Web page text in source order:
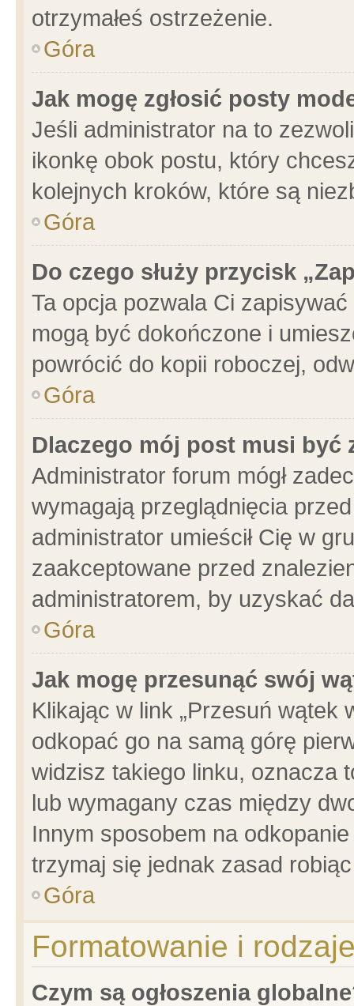
otrzymałeś ostrzeżenie.
Góra
Jak mogę zgłosić posty
Jeśli administrator na to
ikonkę obok postu, który
kolejnych kroków, które są
Góra
Do czego służy przycisk
Ta opcja pozwala Ci
mogą być dokończone i
powrócić do kopii roboczej,
Góra
Dlaczego mój post musi być
Administrator forum mógł
wymagają przeglądnięcia
administrator umieścił Cię w
zaakceptowane przed
administratorem, by uzyskać
Góra
Jak mogę przesunąć swój
Klikając w link „Przesuń wątek
odkopać go na samą górę
widzisz takiego linku, oznacza
lub wymagany czas między
Innym sposobem na
trzymaj się jednak zasad
Góra
Formatowanie i
Czym są ogłoszenia